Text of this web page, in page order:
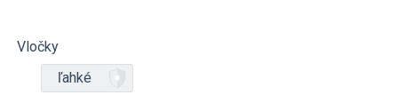
Vločky
ľahké